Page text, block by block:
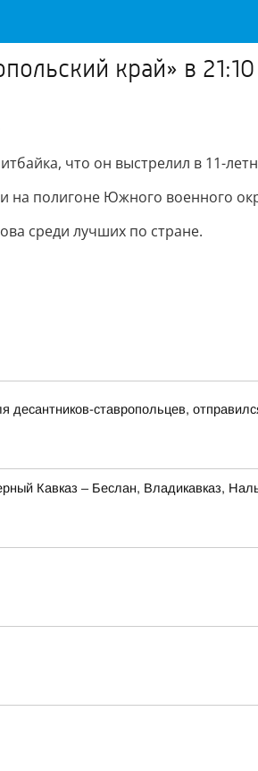
край» в 21:10
что он выстрелил в 11-
на полигоне Южного военного
среди лучших по стране.
ставропольцев,
Кавказ – Беслан, Владикавказ,